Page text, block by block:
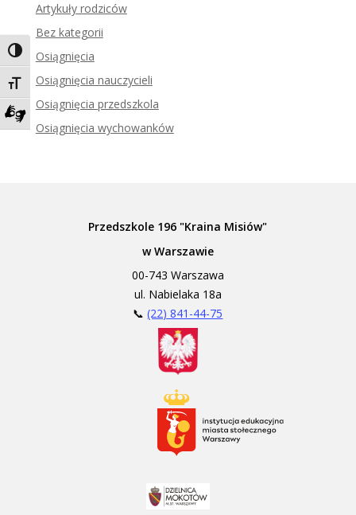
Toggle High Contrast
Toggle Font size
Zadzwoń do tłumacza języka migowego
Artykuły rodziców
Bez kategorii
Osiągnięcia
Osiągnięcia nauczycieli
Osiągnięcia przedszkola
Osiągnięcia wychowanków
Przedszkole 196 "Kraina Misiów"
w Warszawie
00-743 Warszawa
ul. Nabielaka 18a
📞(22) 841-44-75